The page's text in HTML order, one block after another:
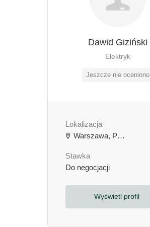
Dawid Giziński
Elektryk
Jeszcze nie oceniono
Lokalizacja
Warszawa, Polska
Stawka
Do negocjacji
Wyświetl profil